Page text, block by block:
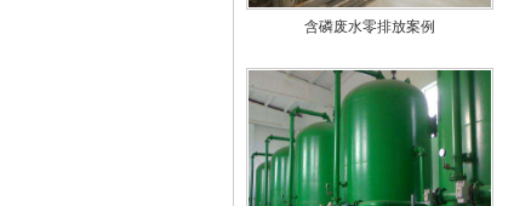
含磷废水零排放案例